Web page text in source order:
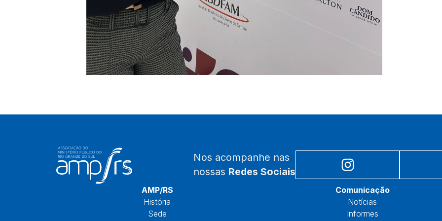
Nos acompanhe nas
nossas Redes Sociais
AMP/RS
História
Sede
Comunicação
Notícias
Informes